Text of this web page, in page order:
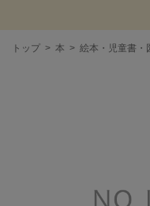
現
トップ > 本 > 絵本・児童書・